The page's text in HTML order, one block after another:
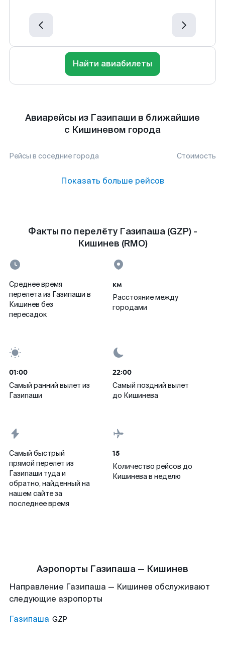
Найти авиабилеты
Авиарейсы из Газипаши в ближайшие
с Кишиневом города
Рейсы в соседние города Стоимость
Показать больше рейсов
Факты по перелёту Газипаша (GZP) -
Кишинев (RMO)
Среднее время
перелета из Газипаши в
Кишинев без
пересадок
км
Расстояние между
городами
01:00
Самый ранний вылет из
Газипаши
22:00
Самый поздний вылет
до Кишинева
Самый быстрый
прямой перелет из
Газипаши туда и
обратно, найденный на
нашем сайте за
последнее время
15
Количество рейсов до
Кишинева в неделю
Аэропорты Газипаша — Кишинев
Направление Газипаша — Кишинев обслуживают
следующие аэропорты
Газипаша GZP